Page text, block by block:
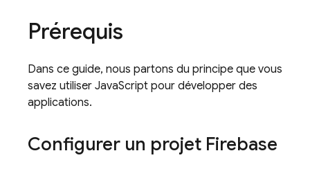
Prérequis
Dans ce guide, nous partons du principe que vous
savez utiliser JavaScript pour développer des
applications.
Configurer un projet Firebase